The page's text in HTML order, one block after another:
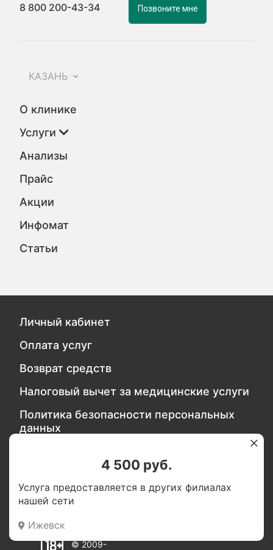
4 500 руб.
Услуга предоставляется в других филиалах
нашей сети
Ижевск
8 800 200-43-34 Позвоните мне
КАЗАНЬ
О клинике
Услуги
Анализы
Прайс
Акции
Инфомат
Статьи
Личный кабинет
Оплата услуг
Возврат средств
Налоговый вычет за медицинские услуги
Политика безопасности персональных
данных
Обратитесь в службу качества
© 2009-